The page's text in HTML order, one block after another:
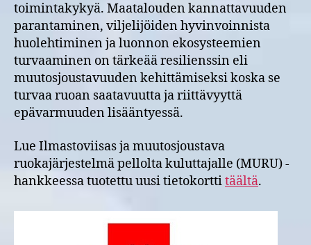
toimintakykyä. Maatalouden kannattavuuden
parantaminen, viljelijöiden hyvinvoinnista
huolehtiminen ja luonnon ekosysteemien
turvaaminen on tärkeää resilienssin eli
muutosjoustavuuden kehittämiseksi koska se
turvaa ruoan saatavuutta ja riittävyyttä
epävarmuuden lisääntyessä.
Lue Ilmastoviisas ja muutosjoustava
ruokajärjestelmä pellolta kuluttajalle (MURU) -
hankkeessa tuotettu uusi tietokorttitäältä.